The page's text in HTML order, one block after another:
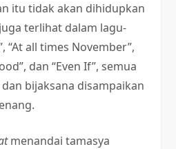
itu tidak akan dihidupkan
terlihat dalam lagu-
“At all times November”,
dan “Even If”, semua
bijaksana disampaikan
menandai tamasya